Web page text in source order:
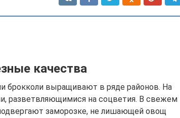
качества
брокколи выращивают в ряде районов. На
разветвляющимися на соцветия. В свежем
заморозке, не лишающей овощ